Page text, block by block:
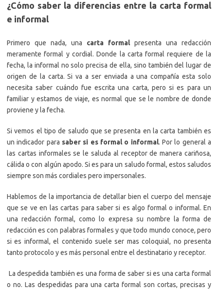
¿Cómo saber la diferencias entre la carta formal
e informal
Primero que nada, una carta formalpresenta una redacción
meramente formal y cordial. Donde la carta formal requiere de la
fecha, la informal no solo precisa de ella, sino también del lugar de
origen de la carta. Si va a ser enviada a una compañía esta solo
necesita saber cuándo fue escrita una carta, pero si es para un
familiar y estamos de viaje, es normal que se le nombre de donde
proviene y la fecha.
Si vemos el tipo de saludo que se presenta en la carta también es
un indicador para saber si es formal o informal. Por lo general a
las cartas informales se le saluda al receptor de manera cariñosa,
cálida o con algún apodo. Si es para un saludo formal, estos saludos
siempre son más cordiales pero impersonales.
Hablemos de la importancia de detallar bien el cuerpo del mensaje
que se ve en las cartas para saber si es algo formal o informal. En
una redacción formal, como lo expresa su nombre la forma de
redacción es con palabras formales y que todo mundo conoce, pero
si es informal, el contenido suele ser mas coloquial, no presenta
tanto protocolo y es más personal entre el destinatario y receptor.
La despedida también es una forma de saber si es una carta formal
o no. Las despedidas para una carta formal son cortas, precisas y